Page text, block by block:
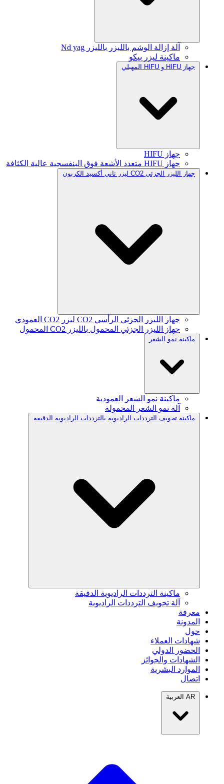
آلة إزالة الوشم بالليزر بالليزر Nd yag
ماكينة ليزر بيكو
جهاز HIFU و HIFU المهبلي
جهاز HIFU
جهاز HIFU متعدد الأشعة فوق البنفسجية عالية الكثافة
جهاز الليزر الجزئي CO2 ليزر ثاني أكسيد الكربون
جهاز الليزر الجزئي الرأسي CO2 ليزر CO2 العمودي
جهاز الليزر الجزئي المحمول بالليزر CO2 المحمول
ماكينة نمو الشعر
ماكينة نمو الشعر العمودية
آلة نمو الشعر المحمولة
ماكينة تجويف الترددات الراديوية بالترددات الراديوية الدقيقة
ماكينة الترددات الراديوية الدقيقة
آلة تجويف الترددات الراديوية
معرفة
المدونة
حول
شهادات العملاء
الحضور الدولي
الشهادات والجوائز
الموارد البشرية
اتصال
AR العربية